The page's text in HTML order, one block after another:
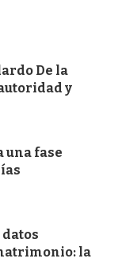
De la
y
una fase
la